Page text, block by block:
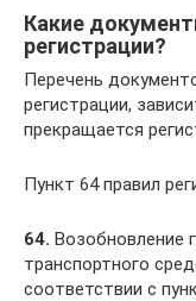
Какие
регистрации?
Перечень
регистрации,
прекращается
Пункт 64 правил
64. Возобновление
транспортного
соответствии с